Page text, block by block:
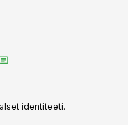
identiteeti.